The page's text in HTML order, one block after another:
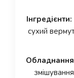
Інгредієнти:
сухий